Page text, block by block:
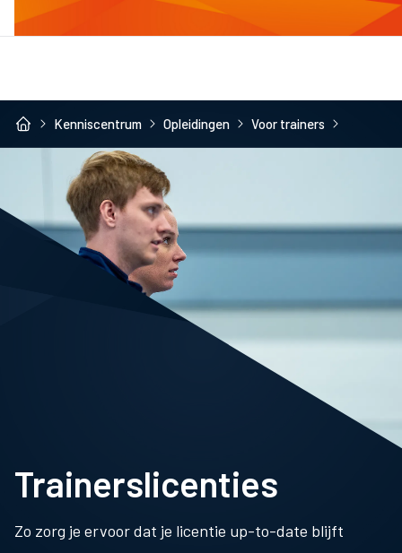
Kenniscentrum Opleidingen Voor trainers
Trainerslicenties
Zo zorg je ervoor dat je licentie up-to-date blijft